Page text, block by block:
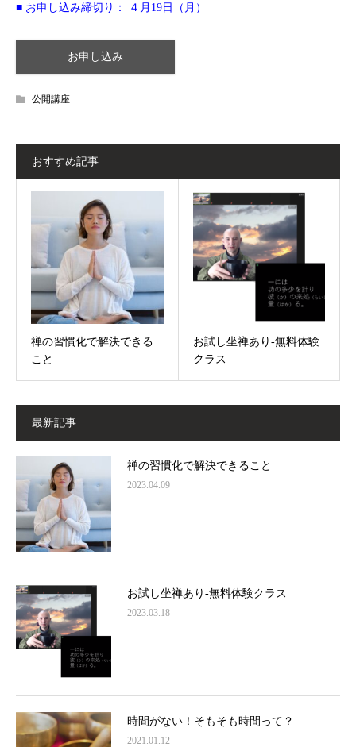
■ お申し込み締切り： ４月19日（月）
お申し込み
公開講座
おすすめ記事
禅の習慣化で解決できる
こと
お試し坐禅あり-無料体験
クラス
最新記事
禅の習慣化で解決できること
2023.04.09
お試し坐禅あり-無料体験クラス
2023.03.18
時間がない！そもそも時間って？
2021.01.12